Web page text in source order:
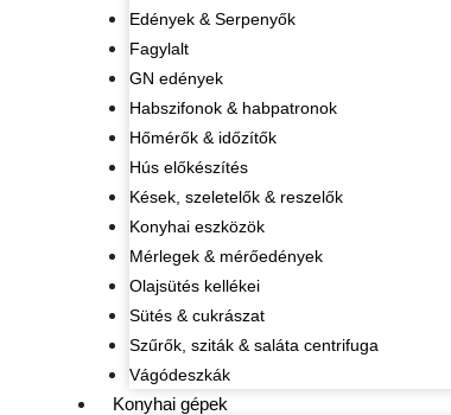
Edények & Serpenyők
Fagylalt
GN edények
Habszifonok & habpatronok
Hőmérők & időzítők
Hús előkészítés
Kések, szeletelők & reszelők
Konyhai eszközök
Mérlegek & mérőedények
Olajsütés kellékei
Sütés & cukrászat
Szűrők, sziták & saláta centrifuga
Vágódeszkák
Konyhai gépek